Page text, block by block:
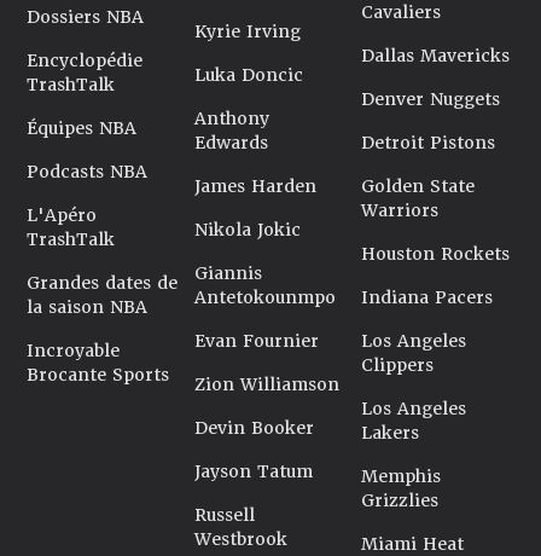
Dossiers NBA
Encyclopédie
TrashTalk
Équipes NBA
Podcasts NBA
L'Apéro
TrashTalk
Grandes dates de
la saison NBA
Incroyable
Brocante Sports
Kyrie Irving
Luka Doncic
Anthony
Edwards
James Harden
Nikola Jokic
Giannis
Antetokounmpo
Evan Fournier
Zion Williamson
Devin Booker
Jayson Tatum
Russell
Westbrook
Cavaliers
Dallas Mavericks
Denver Nuggets
Detroit Pistons
Golden State
Warriors
Houston Rockets
Indiana Pacers
Los Angeles
Clippers
Los Angeles
Lakers
Memphis
Grizzlies
Miami Heat